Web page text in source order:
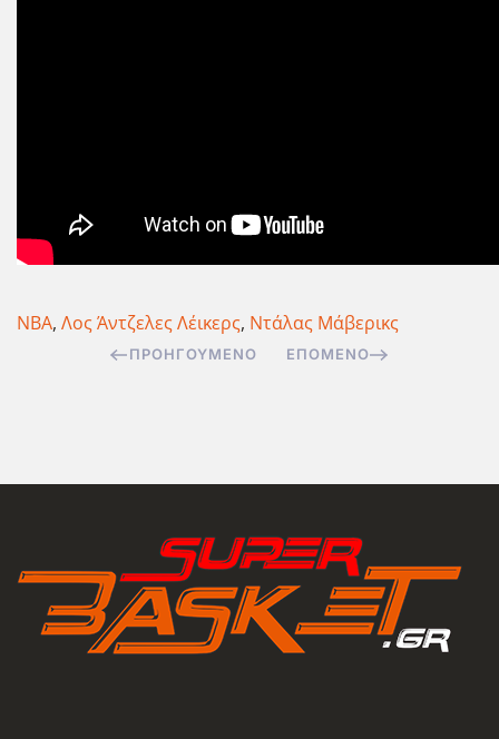
NBA, Λος Άντζελες Λέικερς, Ντάλας Μάβερικς
ΠΡΟΗΓΟΎΜΕΝΟ ΕΠΌΜΕΝΟ